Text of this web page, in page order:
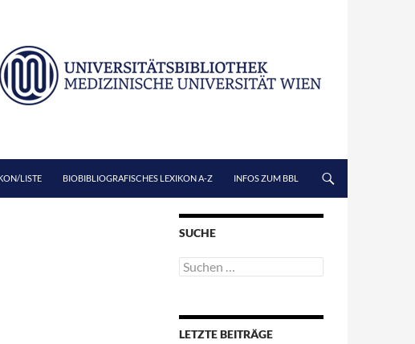
LISTE
BIOBIBLIOGRAFISCHES LEXIKON A-Z INFOS ZUM BBL
SUCHE
Suchen
nach:
LETZTE BEITRÄGE